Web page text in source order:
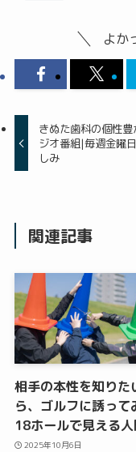
よか
きぬた歯科の個性豊
ジオ番組|毎週金曜
しみ
関連記事
相手の本性を知りた
ら、ゴルフに誘って
18ホールで見える
2025年10月6日